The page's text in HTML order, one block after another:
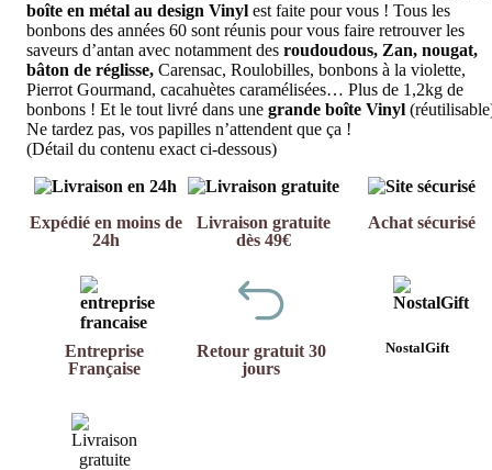
boîte en métal au design Vinyl est faite pour vous ! Tous les
bonbons des années 60 sont réunis pour vous faire retrouver les
saveurs d’antan avec notamment des roudoudous, Zan, nougat,
bâton de réglisse, Carensac, Roulobilles, bonbons à la violette,
Pierrot Gourmand, cacahuètes caramélisées… Plus de 1,2kg de
bonbons ! Et le tout livré dans une grande boîte Vinyl
Ne tardez pas, vos papilles n’attendent que ça !
(Détail du contenu exact ci-dessous)
Expédié en moins de
24h
Livraison gratuite
dès 49€
Achat sécurisé
Entreprise
Française
Retour gratuit 30
jours
NostalGift